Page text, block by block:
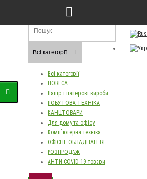
Закладки (0)
Всі категорії
Всі категорії
HORECA
Папір і паперові вироби
ПОБУТОВА ТЕХНІКА
КАНЦТОВАРИ
Для дому та офісу
Комп`ютерна техніка
ОФІСНЕ ОБЛАДНАННЯ
РОЗПРОДАЖ
АНТИ-COVID-19 товари